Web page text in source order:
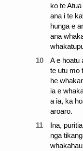
ko te
ana i te
hunga e
ana
10
A e hoatu
te utu mo
he
ia e
a ia, ka
aroaro.
11
Ina,
nga